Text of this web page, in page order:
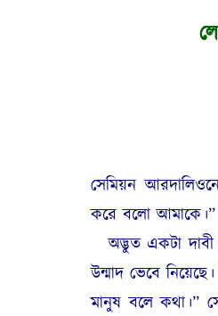
সেমিয়ন
করে বলো আমাকে।”
অদ্ভুত একটা
উন্মাদ ভেবে
মানুষ বলে কথা।”